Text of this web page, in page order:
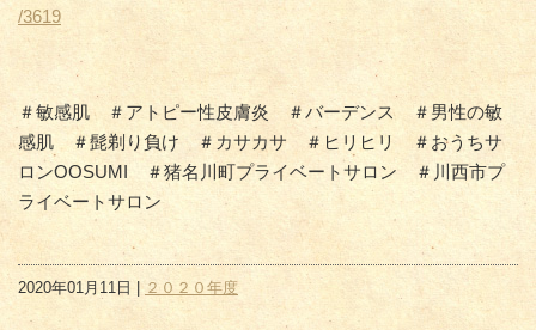
/3619
＃敏感肌 ＃アトピー性皮膚炎 ＃バーデンス ＃男性の敏
感肌 ＃髭剃り負け ＃カサカサ ＃ヒリヒリ ＃おうちサ
ロンOOSUMI ＃猪名川町プライベートサロン ＃川西市プ
ライベートサロン
2020年01月11日 | ２０２０年度